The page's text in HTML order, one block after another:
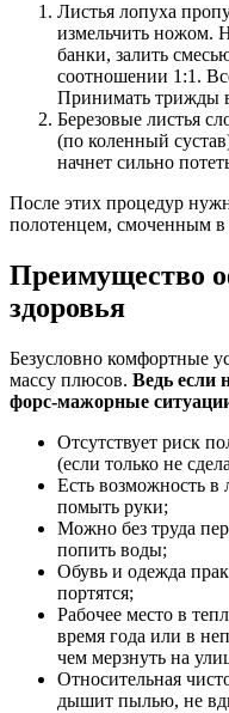
Листья лопуха
измельчить ножом.
банки, залить
соотношении 1:1.
Принимать трижды
Березовые листья
(по коленный
начнет сильно
После этих процедур
полотенцем, смоченным в
Преимущество
здоровья
Безусловно комфортные
массу плюсов. Ведь если
форс-мажорные
Отсутствует риск
(если только не
Есть возможность в
помыть руки;
Можно без труда
попить воды;
Обувь и одежда
портятся;
Рабочее место в
время года или в
чем мерзнуть на
Относительная
дышит пылью, не